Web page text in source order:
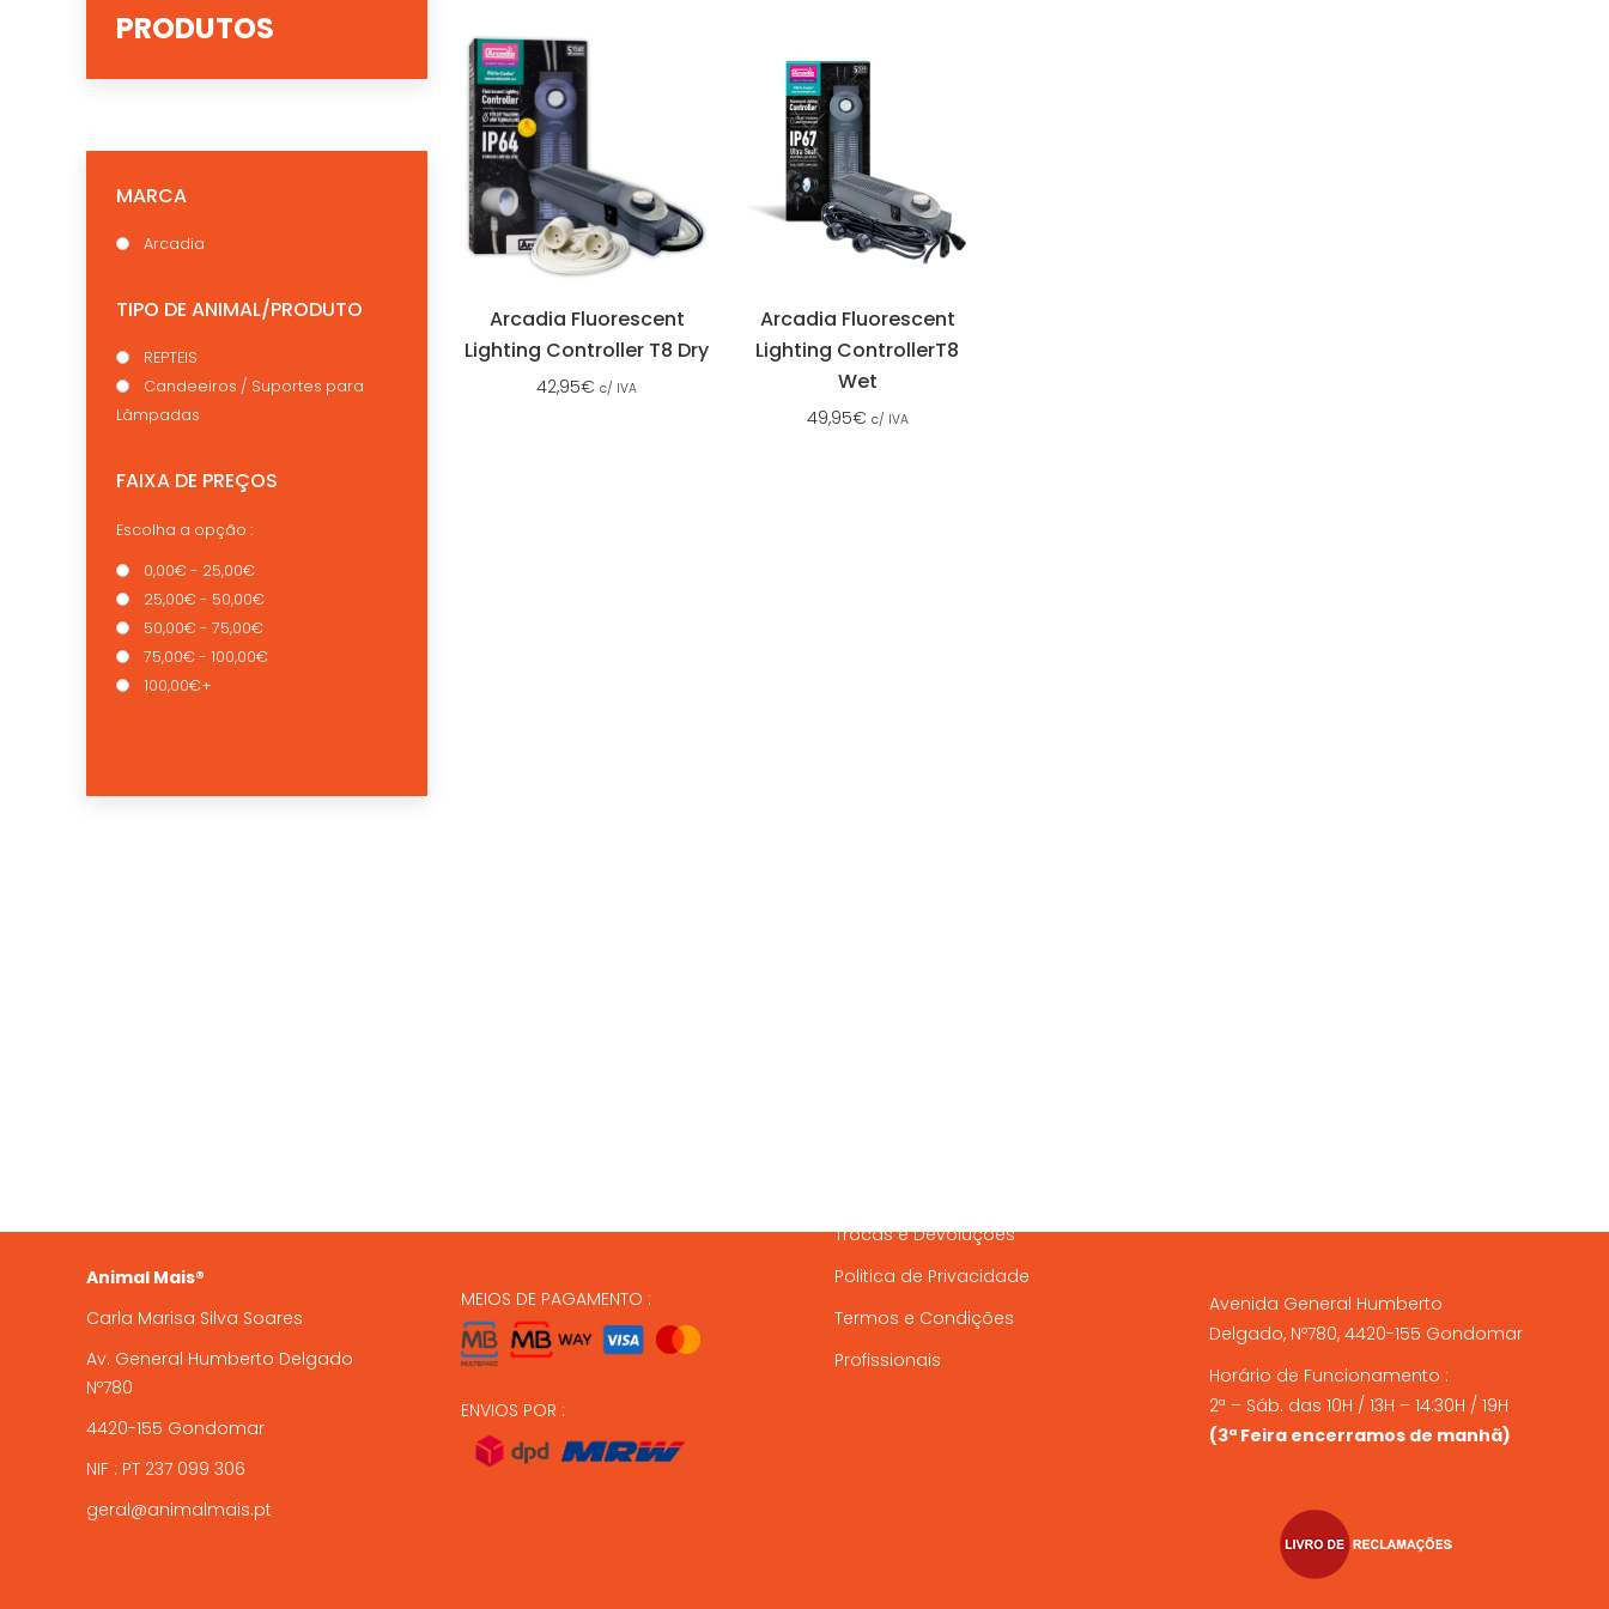
Arcadia Fluorescent
Lighting Controller T8 Dry
42,95€ c/ IVA
Arcadia Fluorescent
Lighting ControllerT8
Wet
49,95€ c/ IVA
PRODUTOS
MARCA
Arcadia
TIPO DE ANIMAL/PRODUTO
REPTEIS
Candeeiros / Suportes para
Lâmpadas
FAIXA DE PREÇOS
Escolha a opção :
0,00€ - 25,00€
25,00€ - 50,00€
50,00€ - 75,00€
75,00€ - 100,00€
100,00€+
Animal Mais®
Carla Marisa Silva Soares
Av. General Humberto Delgado
Nº780
4420-155 Gondomar
NIF : PT 237 099 306
geral@animalmais.pt
MEIOS DE PAGAMENTO :
ENVIOS POR :
Trocas e Devoluções
Politica de Privacidade
Termos e Condições
Profissionais
Avenida General Humberto
Delgado, Nº780, 4420-155 Gondomar
Horário de Funcionamento :
2ª – Sáb. das 10H / 13H – 14:30H / 19H
(3ª Feira encerramos de manhã)